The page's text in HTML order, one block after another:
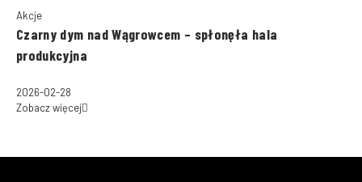
Akcje
Czarny dym nad Wągrowcem – spłonęła hala
produkcyjna
2026-02-28
Zobacz więcej